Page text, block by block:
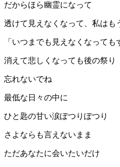
だからほら幽霊になって
透けて見えなくなって、私はも
「いつまでも見えなくなっても
消えて悲しくなっても後の祭り
忘れないでね
最低な日々の中に
ひと匙の甘い涙ぽつりぽつり
さよならも言えないまま
ただあなたに会いたいだけ